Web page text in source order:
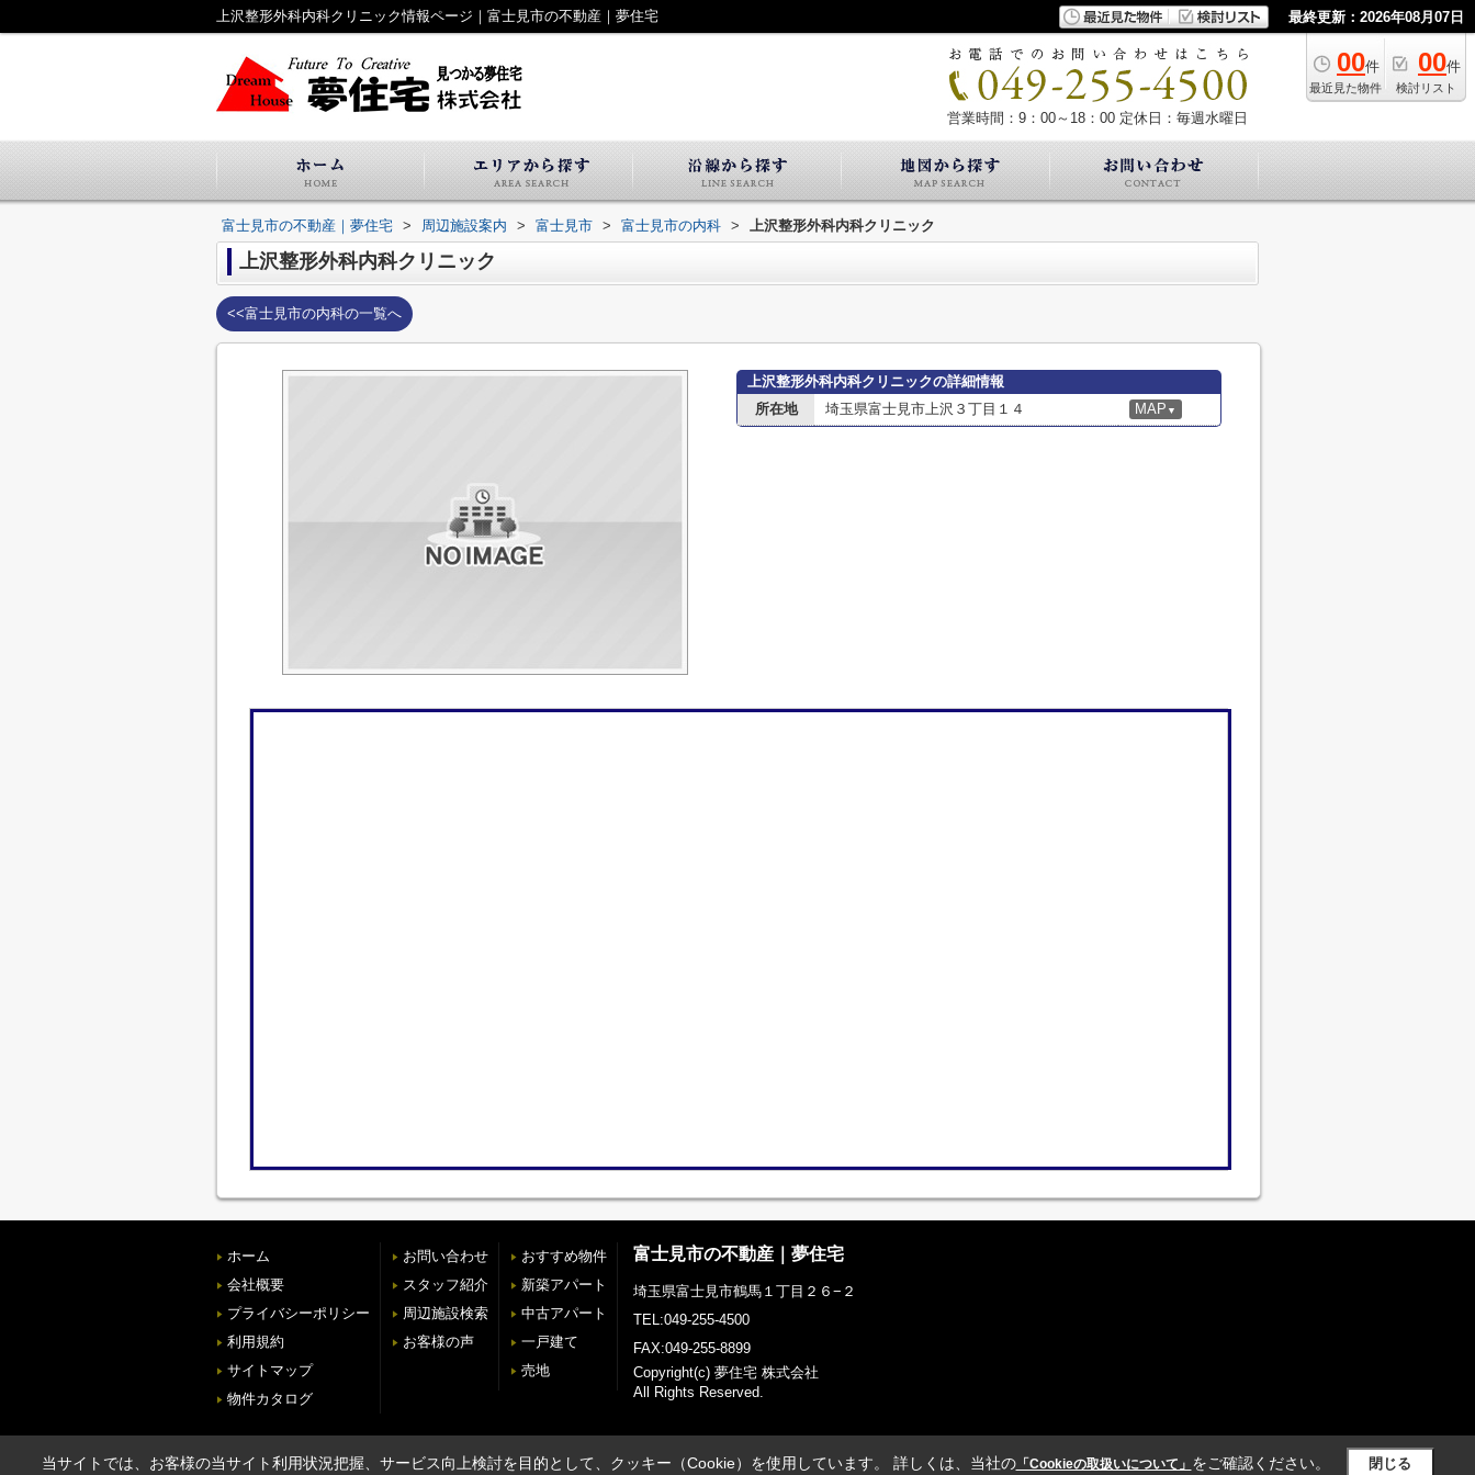
上沢整形外科内科クリニック情報ページ｜富士見市の不動産｜夢住宅 最終更新：2026年08月07日
00件
最近見た物件
00件
検討リスト
営業時間：9：00～18：00 定休日：毎週水曜日
富士見市の不動産｜夢住宅 > 周辺施設案内 > 富士見市 > 富士見市の内科 > 上沢整形外科内科クリニック
上沢整形外科内科クリニック
<<富士見市の内科の一覧へ
上沢整形外科内科クリニックの詳細情報
所在地
埼玉県富士見市上沢３丁目１４ MAP ▼
ホーム
会社概要
プライバシーポリシー
利用規約
サイトマップ
物件カタログ
お問い合わせ
スタッフ紹介
周辺施設検索
お客様の声
おすすめ物件
新築アパート
中古アパート
一戸建て
売地
富士見市の不動産｜夢住宅
埼玉県富士見市鶴馬１丁目２６−２
TEL:049-255-4500
FAX:049-255-8899
Copyright(c) 夢住宅 株式会社
All Rights Reserved.
当サイトでは、お客様の当サイト利用状況把握、サービス向上検討を目的として、クッキー（Cookie）を使用しています。 詳しくは、当社の「Cookieの取扱いについて」 をご確認ください。 閉じる